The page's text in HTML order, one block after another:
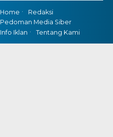
Home
Redaksi
Pedoman Media Siber
Info Iklan
Tentang Kami